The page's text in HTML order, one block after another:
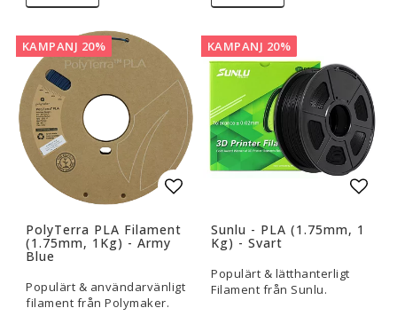
KAMPANJ 20%
PolyTerra PLA Filament
(1.75mm, 1Kg) - Army
Blue
Populärt & användarvänligt
filament från Polymaker.
KAMPANJ 20%
Sunlu - PLA (1.75mm, 1
Kg) - Svart
Populärt & lätthanterligt
Filament från Sunlu.